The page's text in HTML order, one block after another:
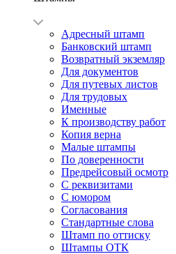
Адресный штамп
Банковский штамп
Возвратный экземляр
Для документов
Для путевых листов
Для трудовых
Именные
К производству работ
Копия верна
Малые штампы
По доверенности
Предрейсовый осмотр
С реквизитами
С юмором
Согласования
Стандартные слова
Штамп по оттиску
Штампы ОТК